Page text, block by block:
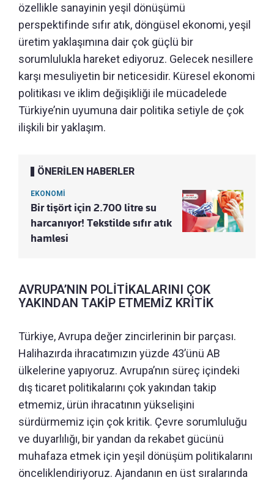
özellikle sanayinin yeşil dönüşümü
perspektifinde sıfır atık, döngüsel ekonomi, yeşil
üretim yaklaşımına dair çok güçlü bir
sorumlulukla hareket ediyoruz. Gelecek nesillere
karşı mesuliyetin bir neticesidir. Küresel ekonomi
politikası ve iklim değişikliği ile mücadelede
Türkiye’nin uyumuna dair politika setiyle de çok
ilişkili bir yaklaşım.
ÖNERİLEN HABERLER
EKONOMİ
Bir tişört için 2.700 litre su
harcanıyor! Tekstilde sıfır atık
hamlesi
AVRUPA’NIN POLİTİKALARINI ÇOK
YAKINDAN TAKİP ETMEMİZ KRİTİK
Türkiye, Avrupa değer zincirlerinin bir parçası.
Halihazırda ihracatımızın yüzde 43’ünü AB
ülkelerine yapıyoruz. Avrupa’nın süreç içindeki
dış ticaret politikalarını çok yakından takip
etmemiz, ürün ihracatının yükselişini
sürdürmemiz için çok kritik. Çevre sorumluluğu
ve duyarlılığı, bir yandan da rekabet gücünü
muhafaza etmek için yeşil dönüşüm politikalarını
önceliklendiriyoruz. Ajandanın en üst sıralarında